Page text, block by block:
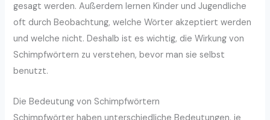
gesagt werden. Außerdem lernen Kinder und Jugendliche
oft durch Beobachtung, welche Wörter akzeptiert werden
und welche nicht. Deshalb ist es wichtig, die Wirkung von
Schimpfwörtern zu verstehen, bevor man sie selbst
benutzt.
Die Bedeutung von Schimpfwörtern